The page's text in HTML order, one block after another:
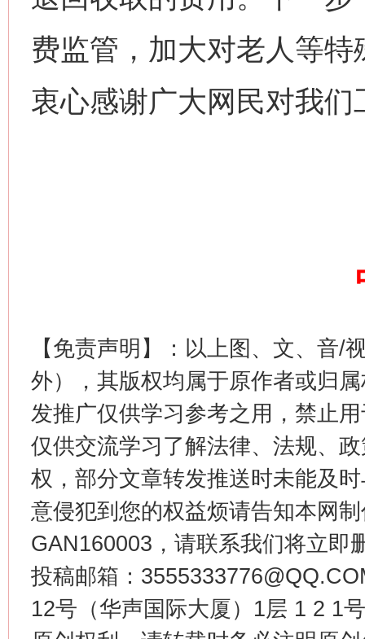
费监管，加大对老人等
衷心感谢广大网民对我
【免责声明】：以上图、文、音/
外），其版权均属于原作者或归
发推广仅供学习参考之用，禁止
仅供交流学习了解法律、法规、
权，部分文章转发推送时未能及
意侵犯到您的权益烦请告知本网
GAN160003，请联系我们将立即
投稿邮箱：
12号（华声国际大厦）1层 1 2 1